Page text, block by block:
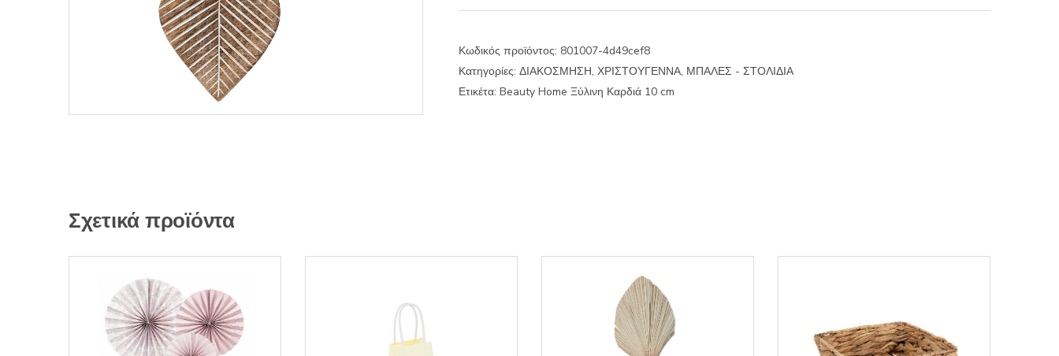
ποσότητα
Κωδικός προϊόντος: 801007-4d49cef8
Κατηγορίες: ΔΙΑΚΟΣΜΗΣΗ, ΧΡΙΣΤΟΥΓΕΝΝΑ, ΜΠΑΛΕΣ - ΣΤΟΛΙΔΙΑ
Ετικέτα: Beauty Home Ξύλινη Καρδιά 10 cm
Σχετικά προϊόντα